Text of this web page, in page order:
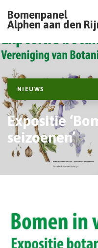
Bomenpanel
Alphen aan den
NIEUWS
Expositie
seizoenen’